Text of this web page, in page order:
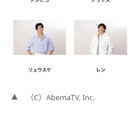
（C）AbemaTV, Inc.